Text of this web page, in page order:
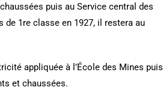
puis au Service central des
de 1re classe en 1927, il restera au
appliquée à l’École des Mines puis
et chaussées.